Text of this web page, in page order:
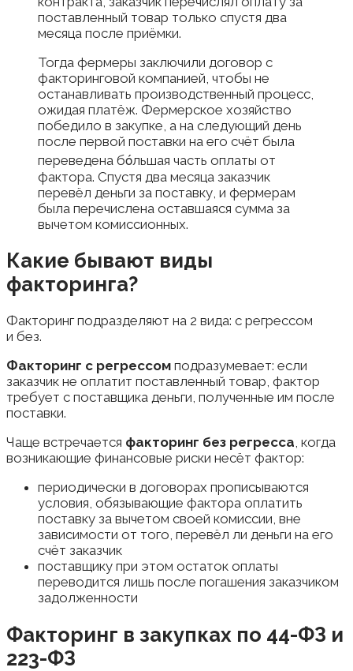
поставленный товар только спустя два
месяца после приёмки.
Тогда фермеры заключили договор с
факторинговой компанией, чтобы не
останавливать производственный процесс,
ожидая платёж. Фермерское хозяйство
победило в закупке, а на следующий день
после первой поставки на его счёт была
переведена бόльшая часть оплаты от
фактора. Спустя два месяца заказчик
перевёл деньги за поставку, и фермерам
была перечислена оставшаяся сумма за
вычетом комиссионных.
Какие бывают виды
факторинга?
Факторинг подразделяют на 2 вида: с регрессом
и без.
Факторинг с регрессом подразумевает: если
заказчик не оплатит поставленный товар, фактор
требует с поставщика деньги, полученные им после
поставки.
Чаще встречается факторинг без регресса, когда
возникающие финансовые риски несёт фактор:
периодически в договорах прописываются
условия, обязывающие фактора оплатить
поставку за вычетом своей комиссии, вне
зависимости от того, перевёл ли деньги на его
счёт заказчик
поставщику при этом остаток оплаты
переводится лишь после погашения заказчиком
задолженности
Факторинг в закупках по 44-ФЗ и
223-ФЗ